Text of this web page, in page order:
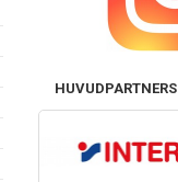
HUVUDPARTNERS